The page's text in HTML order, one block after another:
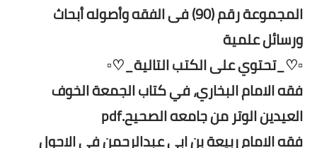
المجموعة رقم (90) فى الفقه وأصوله أبحاث
ورسائل علمية
▫️♡_تحتوي على الكتب التالية_♡▫️
فقه الامام البخاري، في كتاب الجمعة الخوف
العيدين الوتر من جامعه الصحيح.pdf
فقه الامام ربيعة بن ابي عبدالرحمن في الاحول